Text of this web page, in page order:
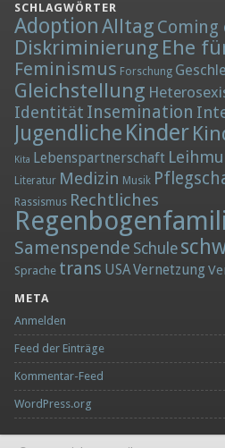
SCHLAGWÖRTER
AdoptionAlltag Coming
Diskriminierung Ehe
Feminismus Forschung
Gleichstellung
Identität Insemination
Jugendliche Kinder
Kita Lebenspartnerschaft
Literatur Medizin Musik
Rassismus Rechtliches
Samenspende Schule
Sprache trans USAVernetzung
META
Anmelden
Feed der Einträge
Kommentar-Feed
WordPress.org